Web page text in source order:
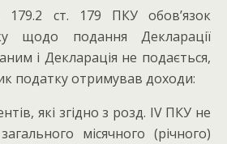
179.2 ст. 179 ПКУ обов’язок
щодо подання Декларації
і Декларація не подається,
податку отримував доходи:
які згідно з розд. IV ПКУ не
місячного (річного)